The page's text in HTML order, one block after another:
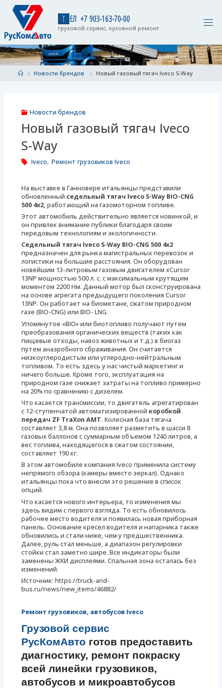
content
Т ЕЛ +7 903-163-70-00
грузовой сервис, кузовной ремонт
HomeНовости брендов Новый газовый тягач Iveco S-Way
Новости брендов
Новый газовый тягач Iveco
S-Way
Iveco, Ремонт грузовиков Iveco
На выставке в Ганновере итальянцы представили
обновленный седельный тягач Iveco S-Way BIO-CNG
500 4х2, работающий на газомоторном топливе.
Этот автомобиль действительно является новинкой, и
он привлек внимание публики благодаря своим
передовым технологиям и экологичности.
Седельный тягач Iveco S-Way BIO-CNG 500 4х2
предназначен для рынка магистральных перевозок и
логистики на большие расстояния. Он оборудован
новейшим 13-литровым газовым двигателем xCursor
13NP мощностью 500 л. с. с максимальным крутящим
моментом 2200 Нм. Данный мотор был сконструирована
на основе агрегата предыдущего поколения Cursor
13NP. Он работает на биометане, сжатом природном
газе (BIO-CNG) или BIO- LNG.
Упомянутое «BIO» или биотопливо получают путем
преобразования органических веществ (таких как
пищевые отходы, навоз животных и т.д.) в биогаз
путем анаэробного сбраживания. Он считается
низкоуглеродистым или углеродно-нейтральным
топливом. То есть здесь у нас чистый маркетинг и
ничего больше. Кроме того, эксплуатация на
природном газе снижает затраты на топливо примерно
на 20% по сравнению с дизелем.
Что касается трансмиссии, то двигатель агрегатирован
с 12-ступенчатой автоматизированной коробкой
передач ZF TraXon AMT. Колесная база тягача
составляет 3,8 м. Она позволяет разметить в шасси 8
газовых баллонов с суммарным объемом 1240 литров, а
вес топлива, находящегося в сжатом состоянии,
составляет 190 кг.
В этом автомобиле компания Iveco применила систему
непрямого обзора (камеры вместо зеркал). Однако
итальянцы пока что внесли это решение в список
опций.
Что касается нового интерьера, то изменения мы
здесь видим с первого взгляда. То есть обновилось
рабочее место водителя и появилась новая приборная
панель. Основание кресел водителя и напарника также
обновились и стали ниже, чем у предшественника.
Далее, руль стал меньше, а диапазон регулировки
стойки стал заметно шире. Все индикаторы были
заменены ЖКИ дисплеями. Спальная зона осталась без
изменений.
Источник: https://truck-and-
bus.ru/news/new_items/46882/
Ремонт грузовиков, автобусов Iveco
Грузовой сервис
РусКомАвто готов предоставить
диагностику, ремонт покраску
всей линейки грузовиков,
автобусов и микроавтобусов